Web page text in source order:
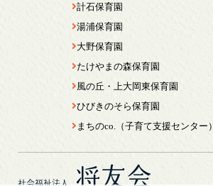
将友会
計石保育園
湯浦保育園
大野保育園
たけやまの森保育園
風の丘・上大岡東保育園
ひびきのそら保育園
まちのco.（子育て支援センター）